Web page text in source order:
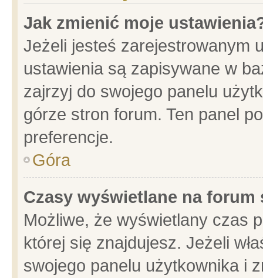
Jak zmienić moje
Jeżeli jesteś zarejestrowanym
ustawienia są zapisywane w
zajrzyj do swojego panelu
górze stron forum. Ten panel
preferencje.
Góra
Czasy wyświetlane na forum
Możliwe, że wyświetlany czas
której się znajdujesz. Jeżeli
swojego panelu użytkownika i